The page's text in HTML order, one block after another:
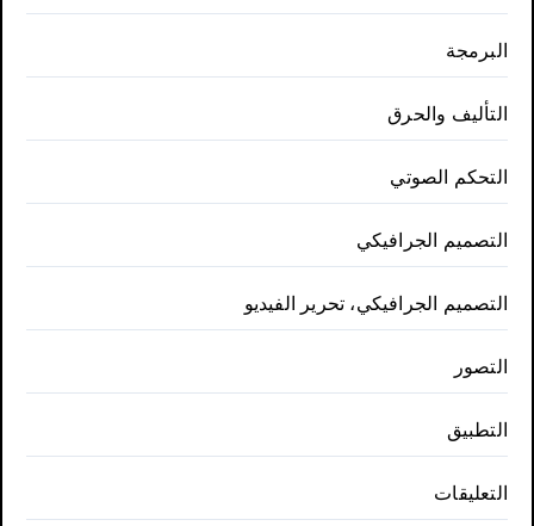
البرمجة
التأليف والحرق
التحكم الصوتي
التصميم الجرافيكي
التصميم الجرافيكي، تحرير الفيديو
التصور
التطبيق
التعليقات